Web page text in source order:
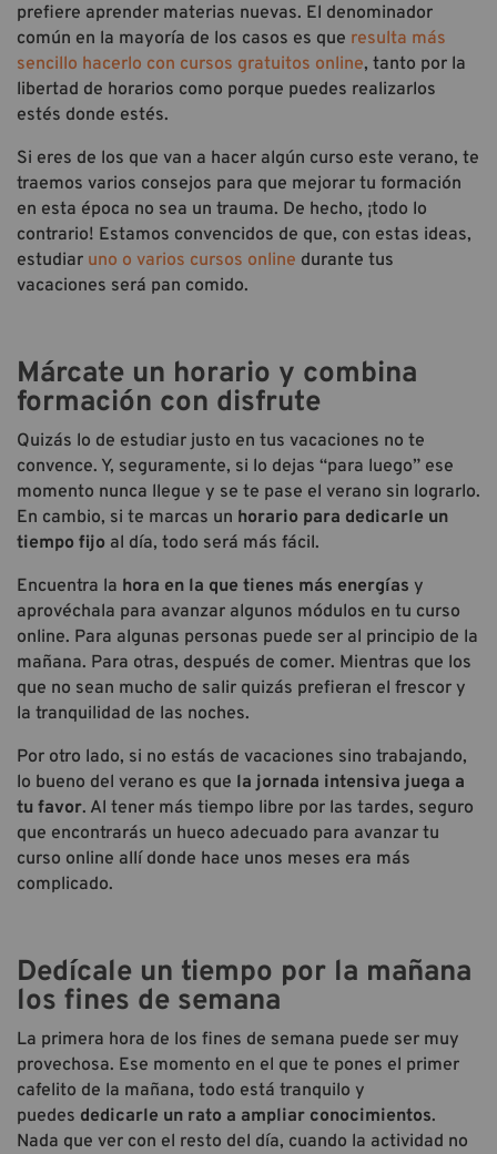
prefiere aprender materias nuevas. El denominador
común en la mayoría de los casos es que resulta más
sencillo hacerlo con cursos gratuitos online, tanto por la
libertad de horarios como porque puedes realizarlos
estés donde estés.
Si eres de los que van a hacer algún curso este verano, te
traemos varios consejos para que mejorar tu formación
en esta época no sea un trauma. De hecho, ¡todo lo
contrario! Estamos convencidos de que, con estas ideas,
estudiar uno o varios cursos online durante tus
vacaciones será pan comido.
Márcate un horario y combina
formación con disfrute
Quizás lo de estudiar justo en tus vacaciones no te
convence. Y, seguramente, si lo dejas “para luego” ese
momento nunca llegue y se te pase el verano sin lograrlo.
En cambio, si te marcas un horario para dedicarle un
tiempo fijo al día, todo será más fácil.
Encuentra la hora en la que tienes más energías y
aprovéchala para avanzar algunos módulos en tu curso
online. Para algunas personas puede ser al principio de la
mañana. Para otras, después de comer. Mientras que los
que no sean mucho de salir quizás prefieran el frescor y
la tranquilidad de las noches.
Por otro lado, si no estás de vacaciones sino trabajando,
lo bueno del verano es que la jornada intensiva juega a
tu favor. Al tener más tiempo libre por las tardes, seguro
que encontrarás un hueco adecuado para avanzar tu
curso online allí donde hace unos meses era más
complicado.
Dedícale un tiempo por la mañana
los fines de semana
La primera hora de los fines de semana puede ser muy
provechosa. Ese momento en el que te pones el primer
cafelito de la mañana, todo está tranquilo y
puedes dedicarle un rato a ampliar conocimientos.
Nada que ver con el resto del día, cuando la actividad no